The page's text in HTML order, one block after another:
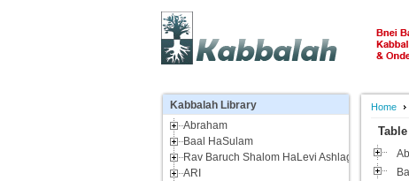
Home
KabbalahLibrary
Abraham
Baal HaSulam
Rav Baruch Shalom HaLevi Ashlag - De
ARI